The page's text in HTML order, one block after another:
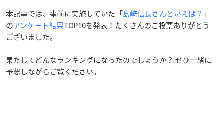
本記事では、事前に実施していた「島﨑信長さんといえば？ 」
のアンケート結果TOP10を発表！たくさんのご投票ありがとう
ございました。
果たしてどんなランキングになったのでしょうか？ ぜひ一緒に
予想しながらご覧ください。